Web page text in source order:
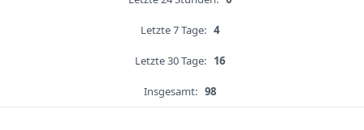
Letzte 7 Tage: 4
Letzte 30 Tage: 16
Insgesamt: 98